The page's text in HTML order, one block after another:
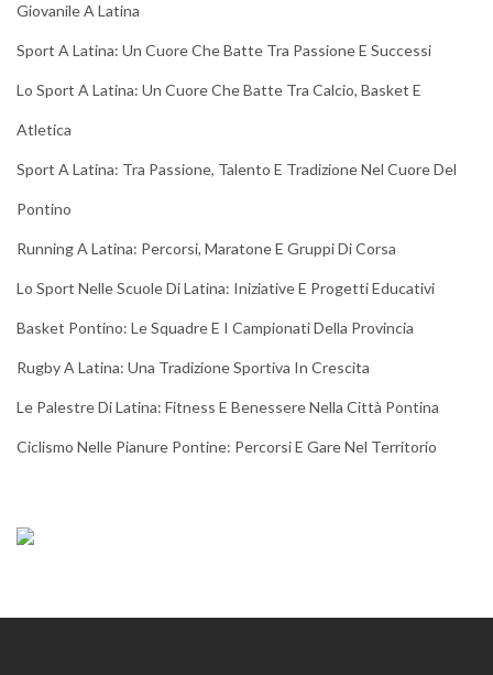
Giovanile A Latina
Sport A Latina: Un Cuore Che Batte Tra Passione E Successi
Lo Sport A Latina: Un Cuore Che Batte Tra Calcio, Basket E
Atletica
Sport A Latina: Tra Passione, Talento E Tradizione Nel Cuore Del
Pontino
Running A Latina: Percorsi, Maratone E Gruppi Di Corsa
Lo Sport Nelle Scuole Di Latina: Iniziative E Progetti Educativi
Basket Pontino: Le Squadre E I Campionati Della Provincia
Rugby A Latina: Una Tradizione Sportiva In Crescita
Le Palestre Di Latina: Fitness E Benessere Nella Città Pontina
Ciclismo Nelle Pianure Pontine: Percorsi E Gare Nel Territorio